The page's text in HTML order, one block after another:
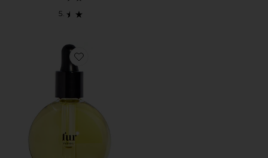
Favorite ÓLEO DE PELE